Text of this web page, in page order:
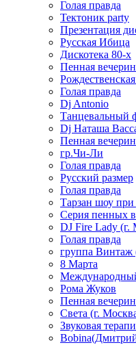
Голая правда
Тектоник party
Презентация
Русская Ибица
Дискотека 80-х
Пенная
Голая правда
Dj Antonio
Танцевальный
Dj Наташа
Пенная
гр.Чи-Ли
Голая правда
Русский размер
Голая правда
Тарзан шоу при
Серия пенных
DJ Fire Lady (г.
Голая правда
группа Винтаж
8 Марта
Рома Жуков
Пенная
Света (г.
Звуковая